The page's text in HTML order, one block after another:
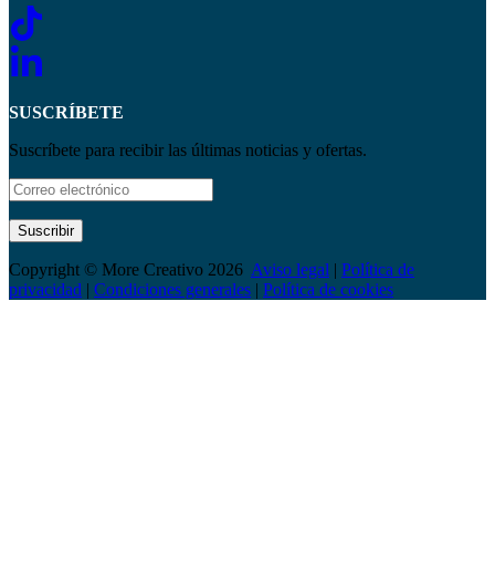
SUSCRÍBETE
Suscríbete para recibir las últimas noticias y ofertas.
Suscribir
Copyright © More Creativo 2026 Aviso legal | Política de
privacidad | Condiciones generales | Política de cookies